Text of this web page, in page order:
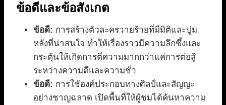
ข้อดีและข้อสังเกต
ข้อดี: การสร้างตัวละครวายร้ายที่มีมิติและปูม
หลังที่น่าสนใจ ทำให้เรื่องราวมีความลึกซึ้งและ
กระตุ้นให้เกิดการตีความมากกว่าแค่การต่อสู้
ระหว่างความดีและความชั่ว
ข้อดี: การใช้องค์ประกอบทางศิลป์และสัญญะ
อย่างชาญฉลาด เปิดพื้นที่ให้ผู้ชมได้ค้นหาความ